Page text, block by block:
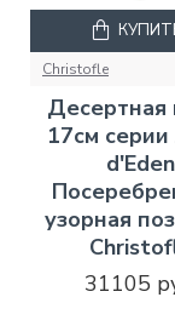
Christofle
Десертная
17см серии
d'Eden
узорная
31105